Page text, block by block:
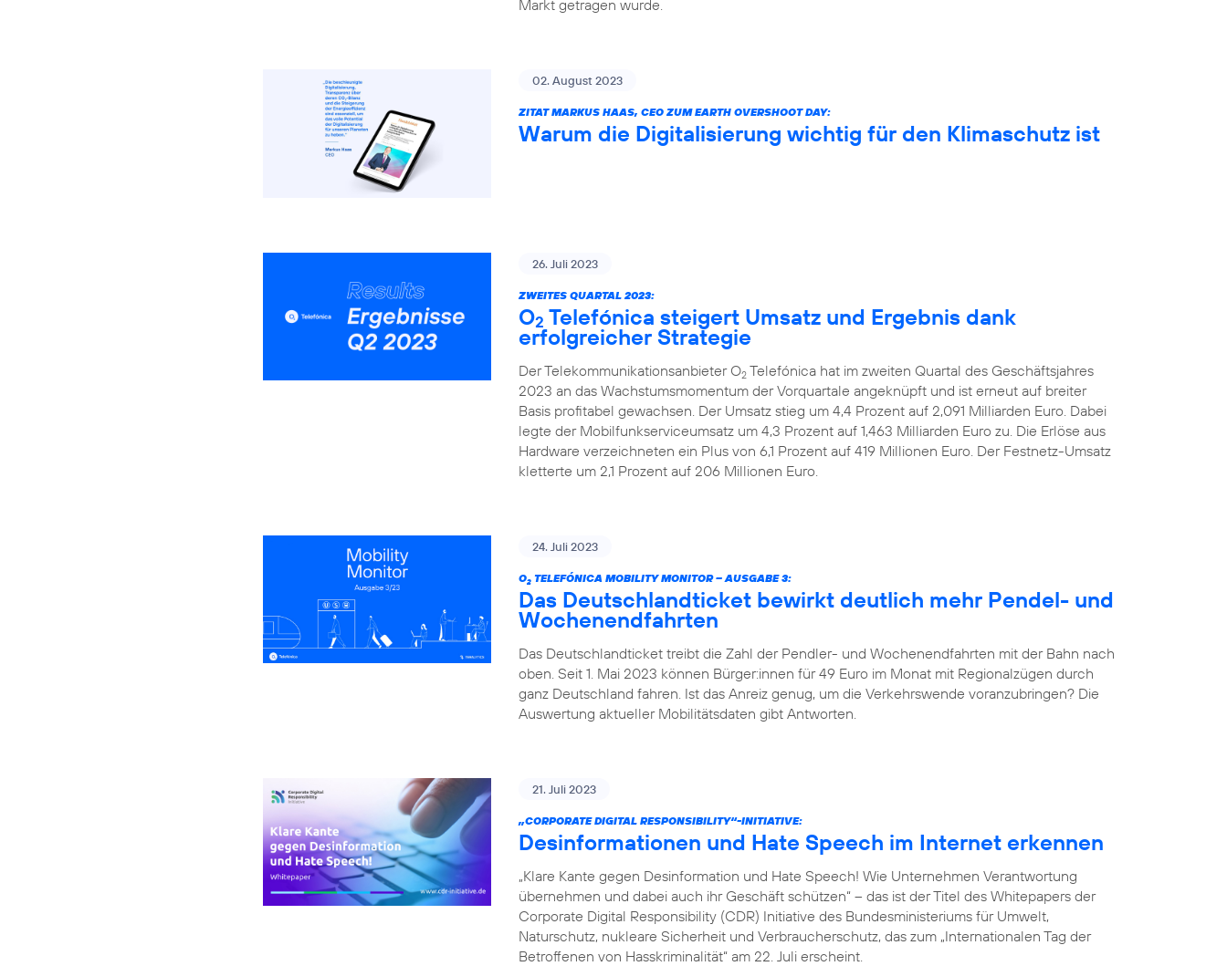
Markt getragen wurde.
02. August 2023
ZITAT MARKUS HAAS, CEO ZUM EARTH OVERSHOOT DAY:
Warum die Digitalisierung wichtig für den Klimaschutz ist
26. Juli 2023
ZWEITES QUARTAL 2023:
O2 Telefónica steigert Umsatz und Ergebnis dank
erfolgreicher Strategie
Der Telekommunikationsanbieter O2 Telefónica hat im zweiten Quartal des Geschäftsjahres
2023 an das Wachstumsmomentum der Vorquartale angeknüpft und ist erneut auf breiter
Basis profitabel gewachsen. Der Umsatz stieg um 4,4 Prozent auf 2,091 Milliarden Euro. Dabei
legte der Mobilfunkserviceumsatz um 4,3 Prozent auf 1,463 Milliarden Euro zu. Die Erlöse aus
Hardware verzeichneten ein Plus von 6,1 Prozent auf 419 Millionen Euro. Der Festnetz-Umsatz
kletterte um 2,1 Prozent auf 206 Millionen Euro.
24. Juli 2023
O2 TELEFÓNICA MOBILITY MONITOR – AUSGABE 3:
Das Deutschlandticket bewirkt deutlich mehr Pendel- und
Wochenendfahrten
Das Deutschlandticket treibt die Zahl der Pendler- und Wochenendfahrten mit der Bahn nach
oben. Seit 1. Mai 2023 können Bürger:innen für 49 Euro im Monat mit Regionalzügen durch
ganz Deutschland fahren. Ist das Anreiz genug, um die Verkehrswende voranzubringen? Die
Auswertung aktueller Mobilitätsdaten gibt Antworten.
21. Juli 2023
„CORPORATE DIGITAL RESPONSIBILITY“-INITIATIVE:
Desinformationen und Hate Speech im Internet erkennen
„Klare Kante gegen Desinformation und Hate Speech! Wie Unternehmen Verantwortung
übernehmen und dabei auch ihr Geschäft schützen“ – das ist der Titel des Whitepapers der
Corporate Digital Responsibility (CDR) Initiative des Bundesministeriums für Umwelt,
Naturschutz, nukleare Sicherheit und Verbraucherschutz, das zum „Internationalen Tag der
Betroffenen von Hasskriminalität“ am 22. Juli erscheint.